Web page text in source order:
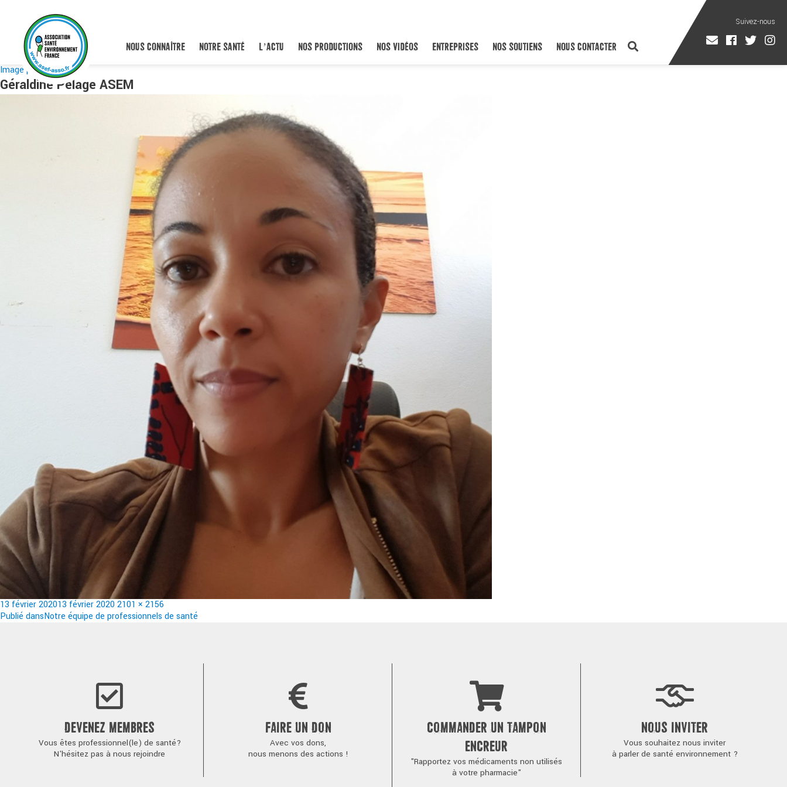
NOUS CONNAÎTRE NOTRE SANTÉ L’ACTU NOS PRODUCTIONS NOS VIDÉOS ENTREPRISES NOS SOUTIENS NOUS CONTACTER
Image précédente
Géraldine Pélage ASEM
Publié
le
13 février 202013 février 2020Taille
réelle
2101 × 2156
Navigation
Publié dansNotre équipe de professionnels de santé
DEVENEZ MEMBRES
Vous êtes professionnel(le) de santé?
N'hésitez pas à nous rejoindre
FAIRE UN DON
Avec vos dons,
nous menons des actions !
COMMANDER UN TAMPON
ENCREUR
"Rapportez vos médicaments non utilisés
à votre pharmacie"
NOUS INVITER
Vous souhaitez nous inviter
à parler de santé environnement ?